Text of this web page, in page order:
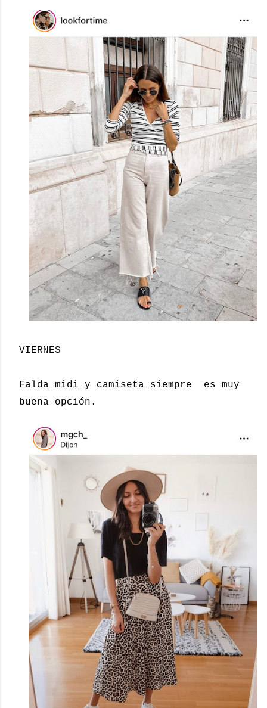
VIERNES
Falda midi y camiseta siempre es muy
buena opción.